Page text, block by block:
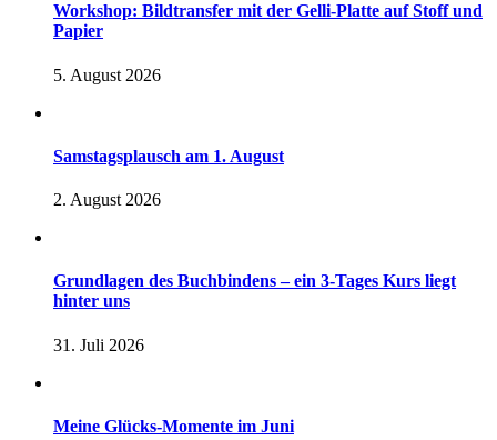
Workshop: Bildtransfer mit der Gelli-Platte auf Stoff und
Papier
5. August 2026
Samstagsplausch am 1. August
2. August 2026
Grundlagen des Buchbindens – ein 3-Tages Kurs liegt
hinter uns
31. Juli 2026
Meine Glücks-Momente im Juni